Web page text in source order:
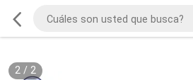
2/ 2